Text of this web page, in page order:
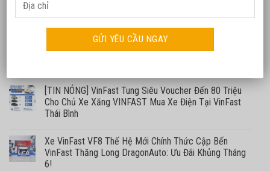
VinFast VF 2 chính thức nhận đặt cọc – ưu đãi 8 triệu
Chương trình tri ân khách hàng xe xăng VinFast chuyển
[TIN NÓNG] VinFast Tung Siêu Voucher Đến 80 Triệu
Cho Chủ Xe Xăng VINFAST Mua Xe Điện Tại VinFast
Thái Bình
Xe VinFast VF8 Thế Hệ Mới Chính Thức Cập Bến
VinFast Thăng Long DragonAuto: Ưu Đãi Khủng Tháng
6!